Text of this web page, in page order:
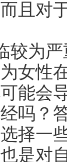
且对
较为
女性
能会
吗？
择一
是对